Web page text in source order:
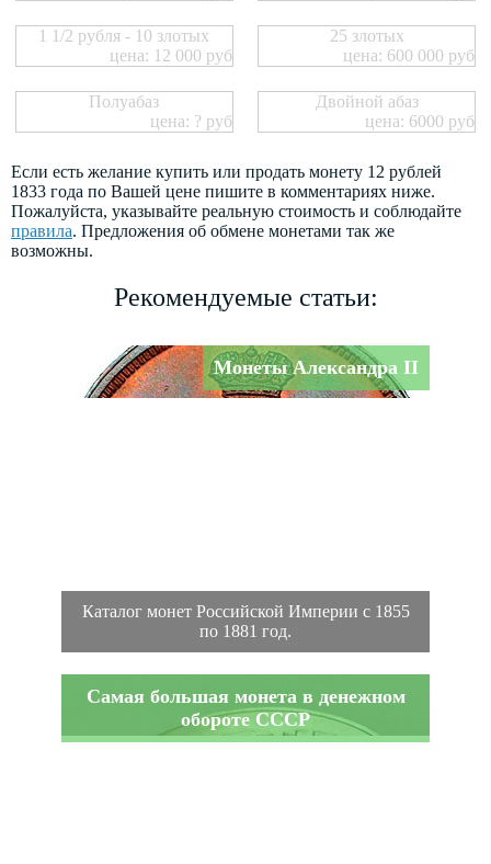
1 1/2 рубля - 10 злотых
цена: 12 000 руб
25 злотых
цена: 600 000 руб
Полуабаз
цена: ? руб
Двойной абаз
цена: 6000 руб
Если есть желание купить или продать монету 12 рублей
1833 года по Вашей цене пишите в комментариях ниже.
Пожалуйста, указывайте реальную стоимость и соблюдайте
правила. Предложения об обмене монетами так же
возможны.
Рекомендуемые статьи:
Монеты Александра II
Каталог монет Российской Империи с 1855
по 1881 год.
Самая большая монета в денежном
обороте СССР